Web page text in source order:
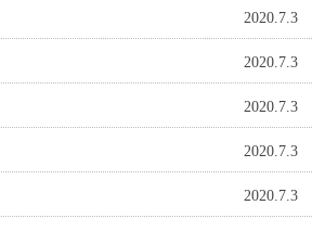
2020.7.3
2020.7.3
2020.7.3
2020.7.3
2020.7.3